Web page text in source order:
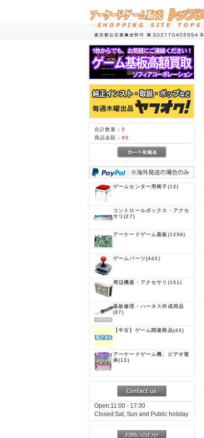
合計数量： 0
商品金額： ¥0
ゲームセンター用椅子(12)
コントロールボックス・アクセ
サリ(27)
アーケードゲーム基板 (1296)
ゲームパーツ(443)
周辺機器・アクセサリ (151)
基板修理・ハーネス作成用品
(87)
【中古】ゲーム関連商品(42)
アーケードゲーム機、ビデオ筐
体(13)
Open:11:00 - 17:30
Closed:Sat, Sun and Public holiday